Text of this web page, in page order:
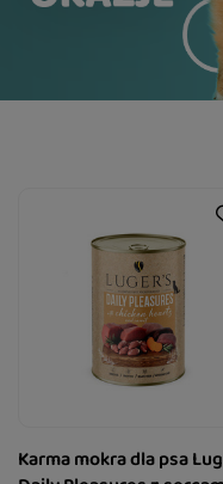
Karma mokra dla psa